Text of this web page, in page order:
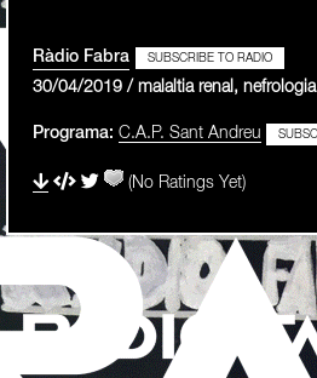
Ràdio Fabra SUBSCRIBE TO RADIO
30/04/2019 / malaltia renal,
Programa: C.A.P. Sant Andreu
(No Ratings Yet)